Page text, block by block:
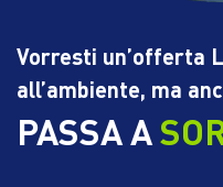
Vorresti un’offerta
all’ambiente, ma
PASSA A